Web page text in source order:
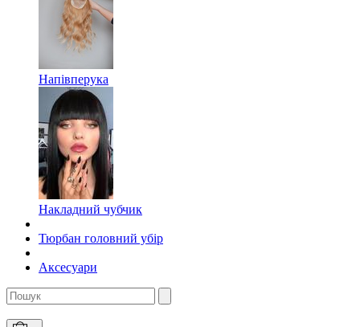
Напівперука
Накладний чубчик
Тюрбан головний убір
Аксесуари